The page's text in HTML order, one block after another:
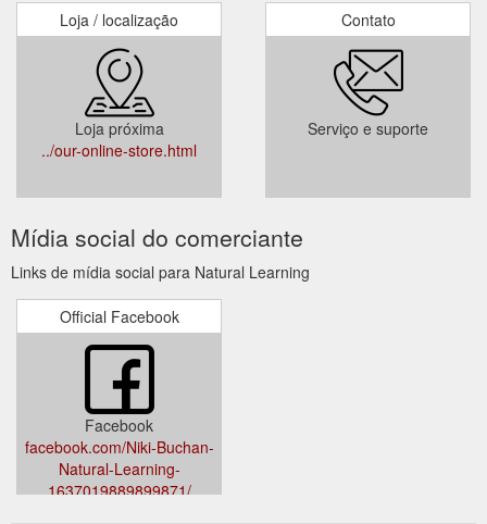
Loja / localização
Loja próxima
../our-online-store.html
Contato
Serviço e suporte
Mídia social do comerciante
Links de mídia social para Natural Learning
Official Facebook
Facebook
facebook.com/Niki-Buchan-
Natural-Learning-
1637019889899871/